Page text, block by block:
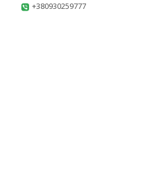
+380930259777